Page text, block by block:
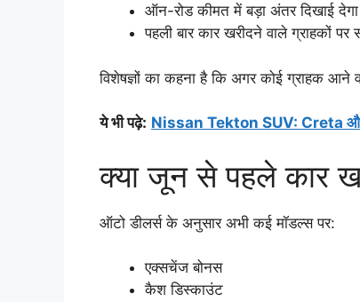
ऑन-रोड कीमत में बड़ा अंतर दिखाई देगा
पहली बार कार खरीदने वाले ग्राहकों
विशेषज्ञों का कहना है कि अगर कोई ग्राहक आने
ये भी पढ़े: Nissan Tekton SUV: Creta और
क्या जून से पहले कार
ऑटो डीलर्स के अनुसार अभी कई मॉडल्स पर:
एक्सचेंज बोनस
कैश डिस्काउंट